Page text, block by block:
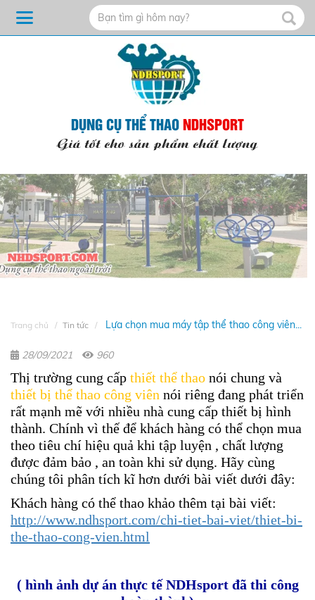
DỤNG CỤ THỂ THAONDHSPORT
Giá tốt cho sản phẩm chất lượng
Trang chủ Tin tức Lựa chọn mua máy tập thể thao công viên...
28/09/2021 960
Thị trường cung cấp thiết thể thao nói chung và
thiết bị thể thao công viên nói riêng đang phát triển
rất mạnh mẽ với nhiều nhà cung cấp thiết bị hình
thành. Chính vì thế để khách hàng có thể chọn mua
theo tiêu chí hiệu quả khi tập luyện , chất lượng
được đảm bảo , an toàn khi sử dụng. Hãy cùng
chúng tôi phân tích kĩ hơn dưới bài viết dưới đây:
Khách hàng có thể thao khảo thêm tại bài viết:
http://www.ndhsport.com/chi-tiet-bai-viet/thiet-bi-
the-thao-cong-vien.html
( hình ảnh dự án thực tế NDHsport đã thi công